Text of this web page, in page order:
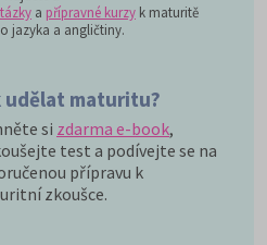
a přípravné kurzy k maturitě
jazyka a angličtiny.
udělat maturitu?
si zdarma e-book,
test a podívejte se na
přípravu k
zkoušce.